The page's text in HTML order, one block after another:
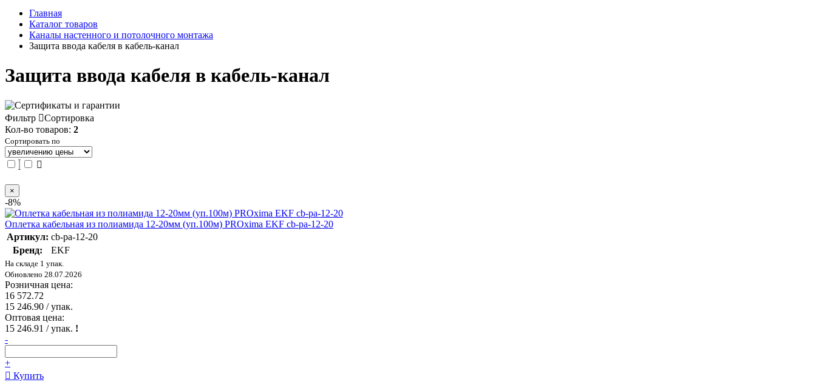
Главная
Каталог товаров
Каналы настенного и потолочного монтажа
Защита ввода кабеля в кабель-канал
Защита ввода кабеля в кабель-канал
Фильтр
Сортировка
Кол-во товаров: 2
Сортировать по
×
-8%
Оплетка кабельная из полиамида 12-20мм (уп.100м) PROxima EKF cb-pa-12-20
Артикул: cb-pa-12-20
Бренд:
EKF
На складе 1 упак.
Обновлено 28.07.2026
Розничная цена:
16 572.72
15 246.90 / упак.
Оптовая цена:
15 246.91 / упак. !
-
+
Купить